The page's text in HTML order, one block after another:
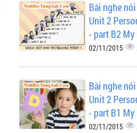
Bài nghe
Unit 2
- part B2
02/11/2015
Bài nghe
Unit 2
- part B1
02/11/2015